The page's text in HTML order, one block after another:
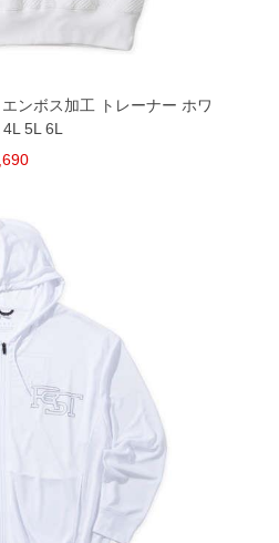
ンボス加工 トレーナー ホワ
5L 6L